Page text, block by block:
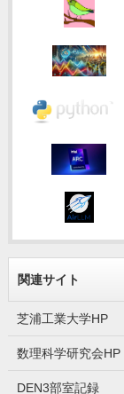
関連サイト
芝浦工業大学HP
数理科学研究会HP
DEN3部室記録